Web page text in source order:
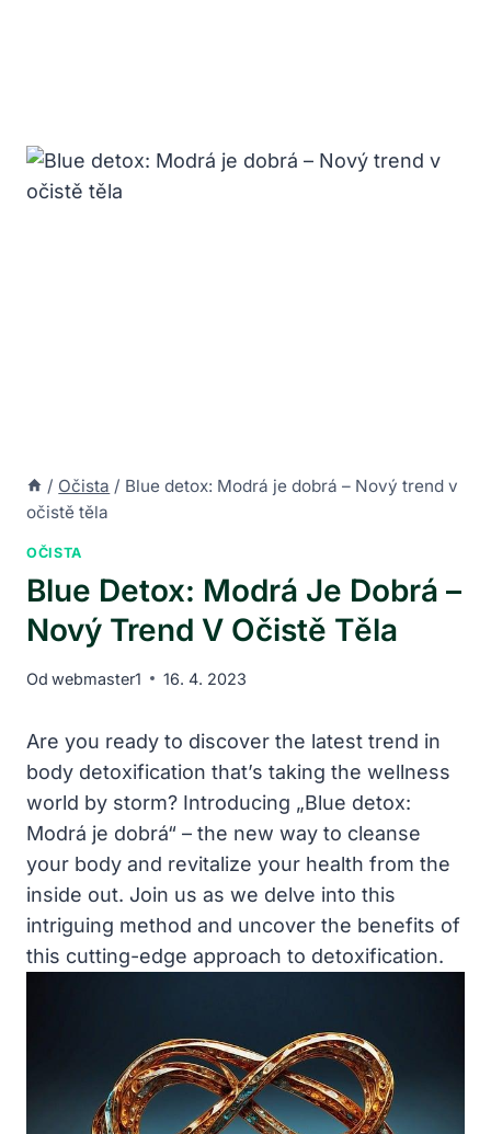
/ Očista / Blue detox: Modrá je dobrá – Nový trend v
očistě těla
OČISTA
Blue Detox: Modrá Je Dobrá –
Nový Trend V Očistě Těla
Od webmaster1 16. 4. 2023
Are you ready to discover the latest trend in
body detoxification that’s taking the wellness
world by storm? Introducing „Blue detox:
Modrá je dobrá“ – the new way to cleanse
your body and revitalize your health from the
inside out. Join us as we delve into this
intriguing method and uncover the benefits of
this cutting-edge approach to detoxification.